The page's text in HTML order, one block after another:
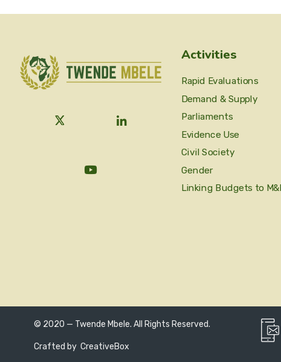
Activities
Rapid Evaluations
Demand & Supply
Parliaments
Evidence Use
Civil Society
Gender
Linking Budgets to
© 2020 — Twende Mbele. All Rights Reserved.
Crafted by CreativeBox